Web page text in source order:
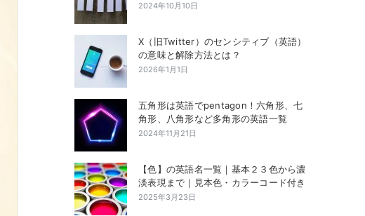
2024年10月10日
X（旧Twitter）のセンシティブ（英語）
の意味と解除方法とは？
2026年1月1日
五角形は英語でpentagon！六角形、七
角形、八角形など多角形の英語一覧
2024年11月21日
【色】の英語名一覧｜基本２３色から濃
淡表現まで｜見本色・カラーコード付き
2025年3月23日